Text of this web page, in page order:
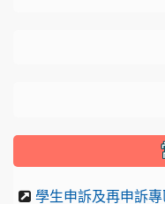
學生申訴及再申訴專